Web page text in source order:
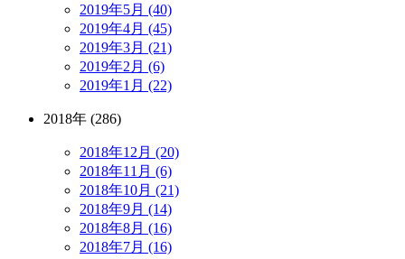
2019年5月 (40)
2019年4月 (45)
2019年3月 (21)
2019年2月 (6)
2019年1月 (22)
2018年 (286)
2018年12月 (20)
2018年11月 (6)
2018年10月 (21)
2018年9月 (14)
2018年8月 (16)
2018年7月 (16)